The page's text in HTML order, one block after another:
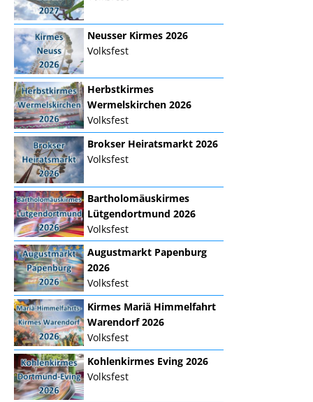
Neusser Kirmes 2026
Volksfest
Herbstkirmes
Wermelskirchen 2026
Volksfest
Brokser Heiratsmarkt 2026
Volksfest
Bartholomäuskirmes
Lütgendortmund 2026
Volksfest
Augustmarkt Papenburg
2026
Volksfest
Kirmes Mariä Himmelfahrt
Warendorf 2026
Volksfest
Kohlenkirmes Eving 2026
Volksfest